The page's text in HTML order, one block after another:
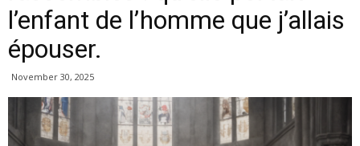
l’enfant de l’homme que j’allais
épouser.
November 30, 2025